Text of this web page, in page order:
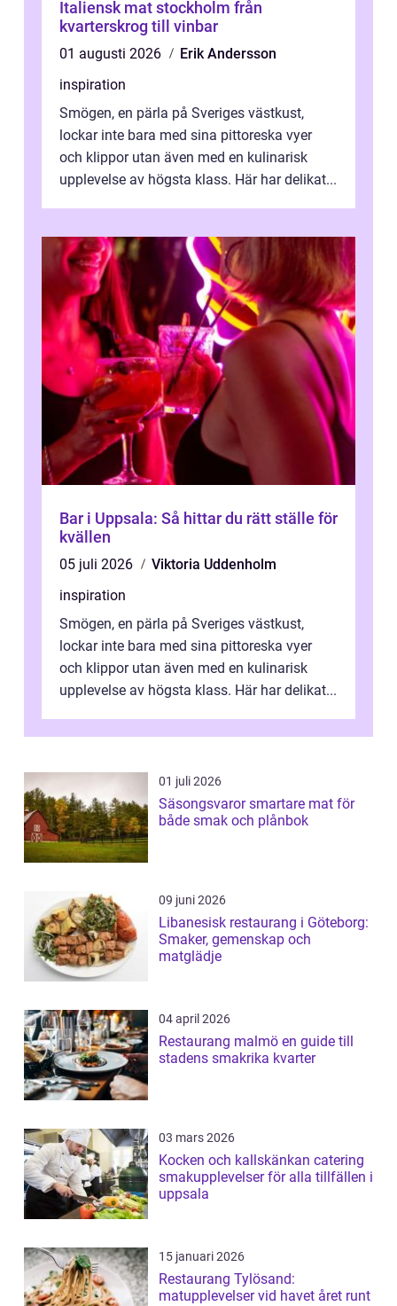
Italiensk mat stockholm från
kvarterskrog till vinbar
01 augusti 2026
Erik Andersson
inspiration
Smögen, en pärla på Sveriges västkust,
lockar inte bara med sina pittoreska vyer
och klippor utan även med en kulinarisk
upplevelse av högsta klass. Här har delikat...
Bar i Uppsala: Så hittar du rätt ställe för
kvällen
05 juli 2026
Viktoria Uddenholm
inspiration
Smögen, en pärla på Sveriges västkust,
lockar inte bara med sina pittoreska vyer
och klippor utan även med en kulinarisk
upplevelse av högsta klass. Här har delikat...
01 juli 2026
Säsongsvaror smartare mat för
både smak och plånbok
09 juni 2026
Libanesisk restaurang i Göteborg:
Smaker, gemenskap och
matglädje
04 april 2026
Restaurang malmö en guide till
stadens smakrika kvarter
03 mars 2026
Kocken och kallskänkan catering
smakupplevelser för alla tillfällen i
uppsala
15 januari 2026
Restaurang Tylösand:
matupplevelser vid havet året runt